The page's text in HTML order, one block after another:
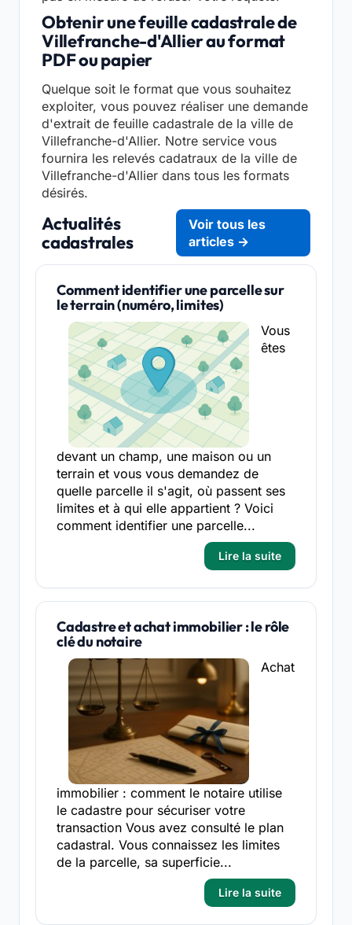
Obtenir une feuille cadastrale de
Villefranche-d'Allier au format
PDF ou papier
Quelque soit le format que vous souhaitez
exploiter, vous pouvez réaliser une demande
d'extrait de feuille cadastrale de la ville de
Villefranche-d'Allier. Notre service vous
fournira les relevés cadatraux de la ville de
Villefranche-d'Allier dans tous les formats
désirés.
Actualités
cadastrales
Voir tous les
articles →
Comment identifier une parcelle sur
le terrain (numéro, limites)
Vous
êtes
devant un champ, une maison ou un
terrain et vous vous demandez de
quelle parcelle il s'agit, où passent ses
limites et à qui elle appartient ? Voici
comment identifier une parcelle...
Lire la suite
Cadastre et achat immobilier : le rôle
clé du notaire
Achat
immobilier : comment le notaire utilise
le cadastre pour sécuriser votre
transaction Vous avez consulté le plan
cadastral. Vous connaissez les limites
de la parcelle, sa superficie...
Lire la suite